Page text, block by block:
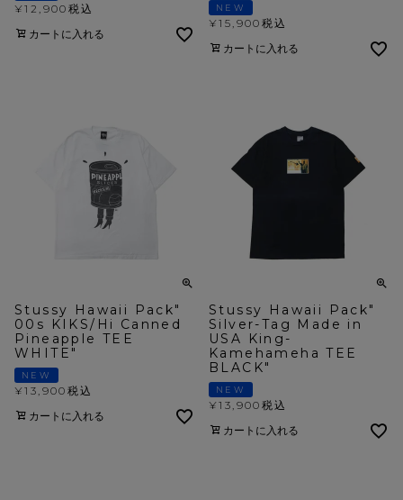
¥12,900 税込
カートに入れる
NEW
¥15,900 税込
カートに入れる
Stussy Hawaii Pack"
00s KIKS/Hi Canned
Pineapple TEE
WHITE"
NEW
¥13,900 税込
カートに入れる
Stussy Hawaii Pack"
Silver-Tag Made in
USA King-
Kamehameha TEE
BLACK"
NEW
¥13,900 税込
カートに入れる